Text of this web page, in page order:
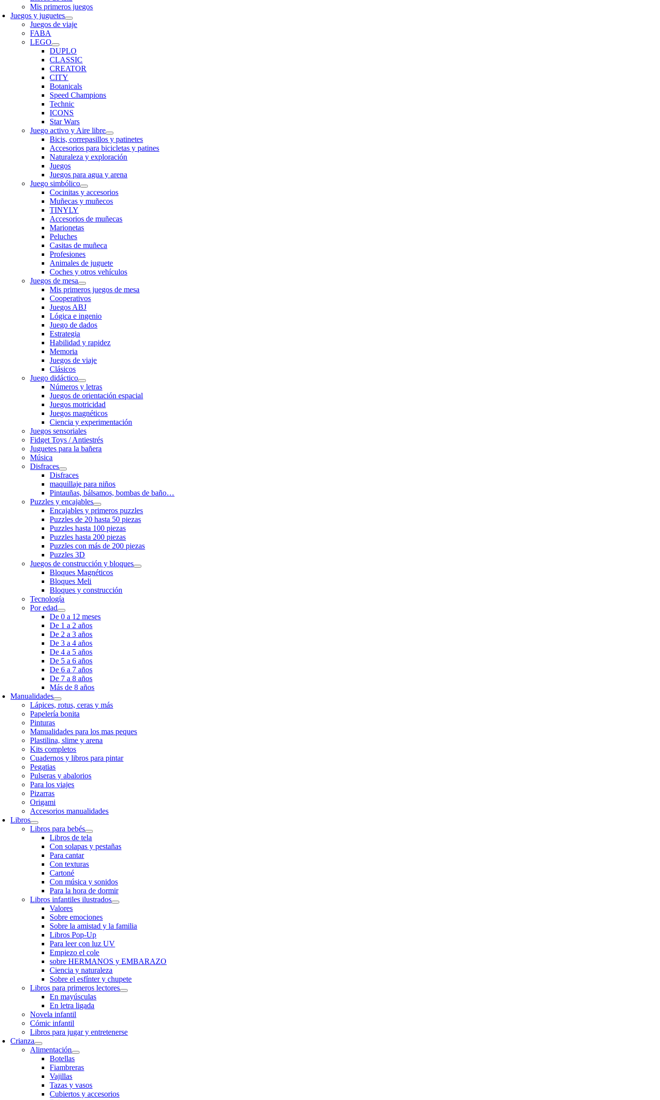
Mis primeros juegos
Juegos y juguetes
Juegos de viaje
FABA
LEGO
DUPLO
CLASSIC
CREATOR
CITY
Botanicals
Speed Champions
Technic
ICONS
Star Wars
Juego activo y Aire libre
Bicis, correpasillos y patinetes
Accesorios para bicicletas y patines
Naturaleza y exploración
Juegos
Juegos para agua y arena
Juego simbólico
Cocinitas y accesorios
Muñecas y muñecos
TINYLY
Accesorios de muñecas
Marionetas
Peluches
Casitas de muñeca
Profesiones
Animales de juguete
Coches y otros vehículos
Juegos de mesa
Mis primeros juegos de mesa
Cooperativos
Juegos ABJ
Lógica e ingenio
Juego de dados
Estrategia
Habilidad y rapidez
Memoria
Juegos de viaje
Clásicos
Juego didáctico
Números y letras
Juegos de orientación espacial
Juegos motricidad
Juegos magnéticos
Ciencia y experimentación
Juegos sensoriales
Fidget Toys / Antiestrés
Juguetes para la bañera
Música
Disfraces
Disfraces
maquillaje para niños
Pintauñas, bálsamos, bombas de baño…
Puzzles y encajables
Encajables y primeros puzzles
Puzzles de 20 hasta 50 piezas
Puzzles hasta 100 piezas
Puzzles hasta 200 piezas
Puzzles con más de 200 piezas
Puzzles 3D
Juegos de construcción y bloques
Bloques Magnéticos
Bloques Meli
Bloques y construcción
Tecnología
Por edad
De 0 a 12 meses
De 1 a 2 años
De 2 a 3 años
De 3 a 4 años
De 4 a 5 años
De 5 a 6 años
De 6 a 7 años
De 7 a 8 años
Más de 8 años
Manualidades
Lápices, rotus, ceras y más
Papelería bonita
Pinturas
Manualidades para los mas peques
Plastilina, slime y arena
Kits completos
Cuadernos y libros para pintar
Pegatias
Pulseras y abalorios
Para los viajes
Pizarras
Origami
Accesorios manualidades
Libros
Libros para bebés
Libros de tela
Con solapas y pestañas
Para cantar
Con texturas
Cartoné
Con música y sonidos
Para la hora de dormir
Libros infantiles ilustrados
Valores
Sobre emociones
Sobre la amistad y la familia
Libros Pop-Up
Para leer con luz UV
Empiezo el cole
sobre HERMANOS y EMBARAZO
Ciencia y naturaleza
Sobre el esfínter y chupete
Libros para primeros lectores
En mayúsculas
En letra ligada
Novela infantil
Cómic infantil
Libros para jugar y entretenerse
Crianza
Alimentación
Botellas
Fiambreras
Vajillas
Tazas y vasos
Cubiertos y accesorios